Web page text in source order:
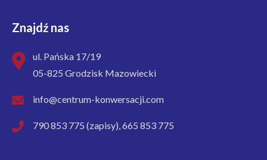
Znajdź nas
ul. Pańska 17/19
05-825 Grodzisk Mazowiecki
info@centrum-konwersacji.com
790 853 775 (zapisy), 665 853 775